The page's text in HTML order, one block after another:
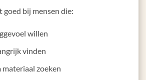
bij mensen die:
willen
vinden
materiaal zoeken